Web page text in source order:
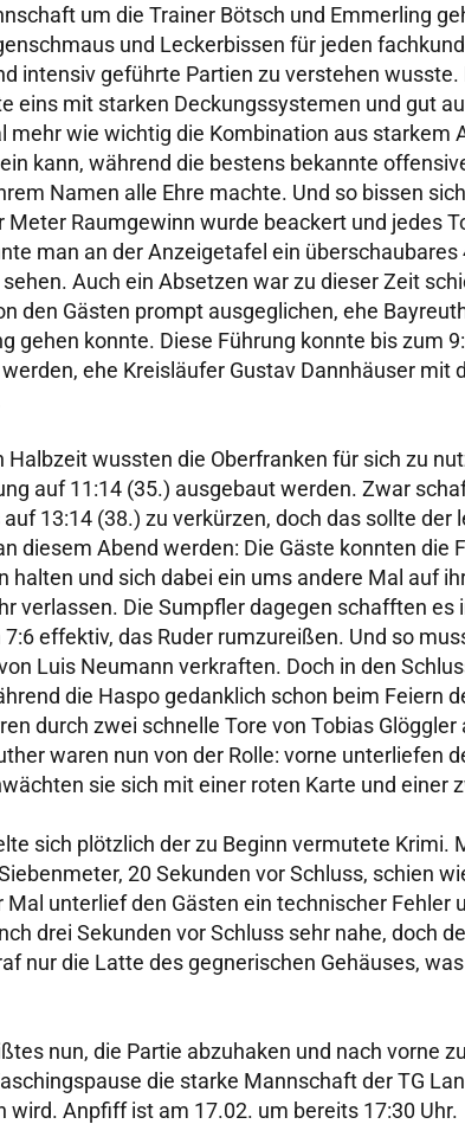
um die Trainer Bötsch und Emmerling
und Leckerbissen für jeden
intensiv geführte Partien zu verstehen
eins mit starken Deckungssystemen und gut
mehr wie wichtig die Kombination aus starkem
kann, während die bestens bekannte
Namen alle Ehre machte. Und so bissen
Meter Raumgewinn wurde beackert und jedes
man an der Anzeigetafel ein überschaubares
Auch ein Absetzen war zu dieser Zeit
den Gästen prompt ausgeglichen, ehe
gehen konnte. Diese Führung konnte bis zum
ehe Kreisläufer Gustav Dannhäuser mit
Halbzeit wussten die Oberfranken für sich zu
auf 11:14 (35.) ausgebaut werden. Zwar
13:14 (38.) zu verkürzen, doch das sollte
diesem Abend werden: Die Gäste konnten die
halten und sich dabei ein ums andere Mal auf
verlassen. Die Sumpfler dagegen schafften es
effektiv, das Ruder rumzureißen. Und so
Luis Neumann verkraften. Doch in den
die Haspo gedanklich schon beim Feiern
durch zwei schnelle Tore von Tobias Glöggler
waren nun von der Rolle: vorne unterliefen
sie sich mit einer roten Karte und einer
sich plötzlich der zu Beginn vermutete Krimi.
20 Sekunden vor Schluss, schien
Mal unterlief den Gästen ein technischer Fehler
drei Sekunden vor Schluss sehr nahe, doch
nur die Latte des gegnerischen Gehäuses,
nun, die Partie abzuhaken und nach vorne
die starke Mannschaft der TG
wird. Anpfiff ist am 17.02. um bereits 17:30 Uhr.